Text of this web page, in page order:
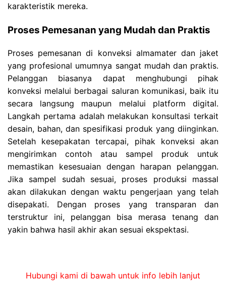
karakteristik mereka.
Proses Pemesanan yang Mudah dan Praktis
Proses pemesanan di konveksi almamater dan jaket
yang profesional umumnya sangat mudah dan praktis.
Pelanggan biasanya dapat menghubungi pihak
konveksi melalui berbagai saluran komunikasi, baik itu
secara langsung maupun melalui platform digital.
Langkah pertama adalah melakukan konsultasi terkait
desain, bahan, dan spesifikasi produk yang diinginkan.
Setelah kesepakatan tercapai, pihak konveksi akan
mengirimkan contoh atau sampel produk untuk
memastikan kesesuaian dengan harapan pelanggan.
Jika sampel sudah sesuai, proses produksi massal
akan dilakukan dengan waktu pengerjaan yang telah
disepakati. Dengan proses yang transparan dan
terstruktur ini, pelanggan bisa merasa tenang dan
yakin bahwa hasil akhir akan sesuai ekspektasi.
Hubungi kami di bawah untuk info lebih lanjut